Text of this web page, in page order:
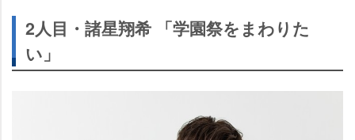
2人目・諸星翔希 「学園祭をまわりた
い」